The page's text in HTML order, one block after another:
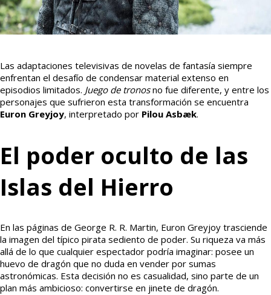
Las adaptaciones televisivas de novelas de fantasía siempre
enfrentan el desafío de condensar material extenso en
episodios limitados. Juego de tronosno fue diferente, y entre los
personajes que sufrieron esta transformación se encuentra
Euron Greyjoy, interpretado por Pilou Asbæk.
El poder oculto de las
Islas del Hierro
En las páginas de George R. R. Martin, Euron Greyjoy trasciende
la imagen del típico pirata sediento de poder. Su riqueza va más
allá de lo que cualquier espectador podría imaginar: posee un
huevo de dragón que no duda en vender por sumas
astronómicas. Esta decisión no es casualidad, sino parte de un
plan más ambicioso: convertirse en jinete de dragón.